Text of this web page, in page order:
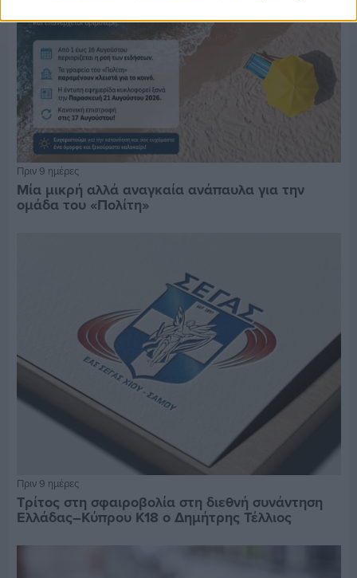
Πριν 9 ημέρες
Μία μικρή αλλά αναγκαία ανάπαυλα για την
ομάδα του «Πολίτη»
Πριν 9 ημέρες
Τρίτος στη σφαιροβολία στη διεθνή συνάντηση
Ελλάδας–Κύπρου Κ18 ο Δημήτρης Τέλλιος